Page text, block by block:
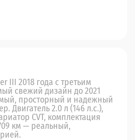
III 2018 года с третьим
свежий дизайн до 2021
просторный и надежный
Двигатель 2.0 л (146 л.с.),
CVT, комплектация
км — реальный,